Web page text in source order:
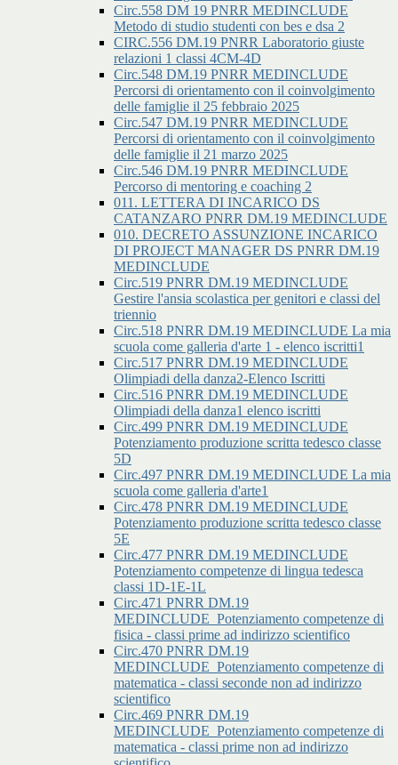
Circ.558 DM 19 PNRR MEDINCLUDE
Metodo di studio studenti con bes e dsa 2
CIRC.556 DM.19 PNRR Laboratorio giuste
relazioni 1 classi 4CM-4D
Circ.548 DM.19 PNRR MEDINCLUDE
Percorsi di orientamento con il coinvolgimento
delle famiglie il 25 febbraio 2025
Circ.547 DM.19 PNRR MEDINCLUDE
Percorsi di orientamento con il coinvolgimento
delle famiglie il 21 marzo 2025
Circ.546 DM.19 PNRR MEDINCLUDE
Percorso di mentoring e coaching 2
011. LETTERA DI INCARICO DS
CATANZARO PNRR DM.19 MEDINCLUDE
010. DECRETO ASSUNZIONE INCARICO
DI PROJECT MANAGER DS PNRR DM.19
MEDINCLUDE
Circ.519 PNRR DM.19 MEDINCLUDE
Gestire l'ansia scolastica per genitori e classi del
triennio
Circ.518 PNRR DM.19 MEDINCLUDE La mia
scuola come galleria d'arte 1 - elenco iscritti1
Circ.517 PNRR DM.19 MEDINCLUDE
Olimpiadi della danza2-Elenco Iscritti
Circ.516 PNRR DM.19 MEDINCLUDE
Olimpiadi della danza1 elenco iscritti
Circ.499 PNRR DM.19 MEDINCLUDE
Potenziamento produzione scritta tedesco classe
5D
Circ.497 PNRR DM.19 MEDINCLUDE La mia
scuola come galleria d'arte1
Circ.478 PNRR DM.19 MEDINCLUDE
Potenziamento produzione scritta tedesco classe
5E
Circ.477 PNRR DM.19 MEDINCLUDE
Potenziamento competenze di lingua tedesca
classi 1D-1E-1L
Circ.471 PNRR DM.19
MEDINCLUDE_Potenziamento competenze di
fisica - classi prime ad indirizzo scientifico
Circ.470 PNRR DM.19
MEDINCLUDE_Potenziamento competenze di
matematica - classi seconde non ad indirizzo
scientifico
Circ.469 PNRR DM.19
MEDINCLUDE_Potenziamento competenze di
matematica - classi prime non ad indirizzo